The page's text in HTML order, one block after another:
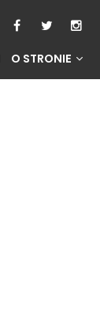
O STRONIE